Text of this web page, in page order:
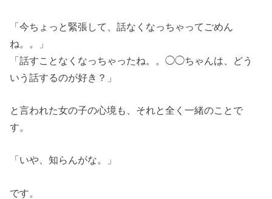
「今ちょっと緊張して、話なくなっちゃってごめん
ね。。」
「話すことなくなっちゃったね。。◯◯ちゃんは、どう
いう話するのが好き？」
と言われた女の子の心境も、それと全く一緒のことで
す。
「いや、知らんがな。」
です。